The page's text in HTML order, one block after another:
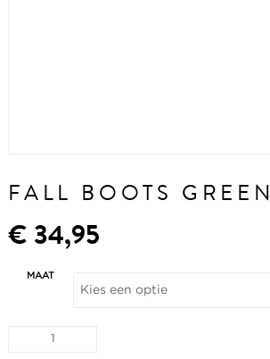
FALL BOOTS GREEN
€ 34,95
MAAT